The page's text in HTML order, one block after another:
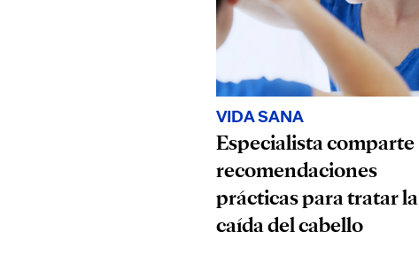
VIDA SANA
Especialista comparte
recomendaciones
prácticas para tratar la
caída del cabello